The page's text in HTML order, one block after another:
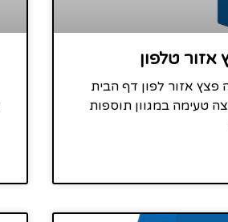
אזור טלפון
פצץ אזור לפון דף הבית
טעימה במגוון תוספות